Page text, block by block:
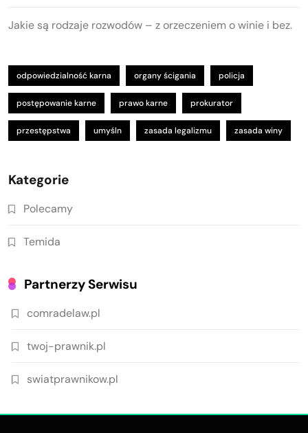
Jakie są rodzaje rozwodów – z orzeczeniem o winie i bez.
odpowiedzialność karna organy ścigania policja
postępowanie karne prawo karne prokurator
przestępstwa umyśln zasada legalizmu zasada winy
Kategorie
Polecamy
Temida
Partnerzy Serwisu
comradelaw.pl
twoj-prawnik.pl
swiatprawnikow.pl